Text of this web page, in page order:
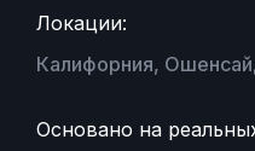
Локации:
Калифорния,
Основано на